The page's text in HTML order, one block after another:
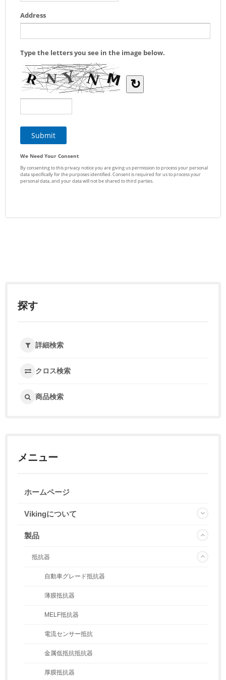
探す
詳細検索
クロス検索
商品検索
メニュー
ホームページ
Vikingについて
製品
抵抗器
自動車グレード抵抗器
薄膜抵抗器
MELF抵抗器
電流センサー抵抗
金属低抵抗抵抗器
厚膜抵抗器